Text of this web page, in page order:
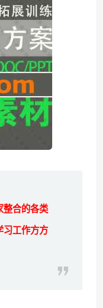
整合的各类
习工作方方